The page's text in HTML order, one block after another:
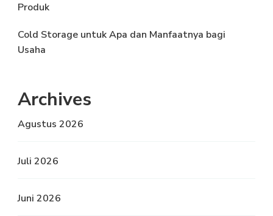
Produk
Cold Storage untuk Apa dan Manfaatnya bagi
Usaha
Archives
Agustus 2026
Juli 2026
Juni 2026